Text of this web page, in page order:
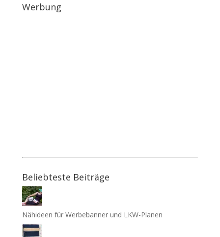
Werbung
Beliebteste Beiträge
Nähideen für Werbebanner und LKW-Planen